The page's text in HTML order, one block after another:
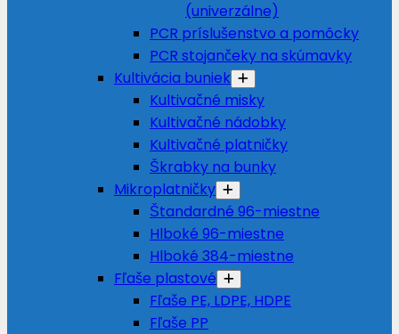
(univerzálne)
PCR príslušenstvo a pomôcky
PCR stojančeky na skúmavky
Kultivácia buniek
Kultivačné misky
Kultivačné nádobky
Kultivačné platničky
Škrabky na bunky
Mikroplatničky
Štandardné 96-miestne
Hlboké 96-miestne
Hlboké 384-miestne
Fľaše plastové
Fľaše PE, LDPE, HDPE
Fľaše PP